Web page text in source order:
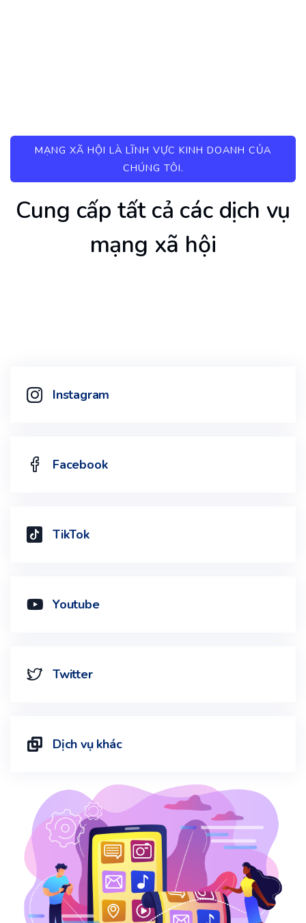
MẠNG XÃ HỘI LÀ LĨNH VỰC KINH DOANH CỦA
CHÚNG TÔI.
Cung cấp tất cả các dịch vụ
mạng xã hội
Instagram
Facebook
TikTok
Youtube
Twitter
Dịch vụ khác